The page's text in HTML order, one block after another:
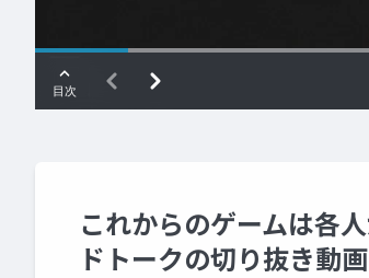
これからのゲームは各
ドトークの切り抜き動